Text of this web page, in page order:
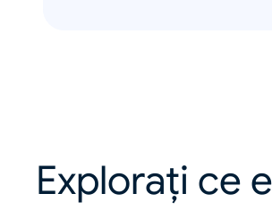
Explorați ce